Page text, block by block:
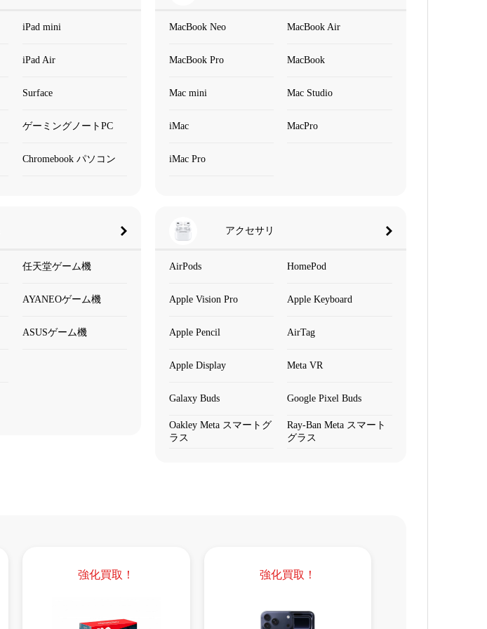
iPad mini
iPad Air
Surface
ゲーミングノートPC
Chromebook パソコン
MacBook Neo MacBook Air
MacBook Pro MacBook
Mac mini Mac Studio
iMac MacPro
iMac Pro
任天堂ゲーム機
AYANEOゲーム機
ASUSゲーム機
アクセサリ
AirPods HomePod
Apple Vision Pro Apple Keyboard
Apple Pencil AirTag
Apple Display Meta VR
Galaxy Buds Google Pixel Buds
Oakley Meta スマートグ
ラス
Ray-Ban Meta スマート
グラス
強化買取！ 強化買取！